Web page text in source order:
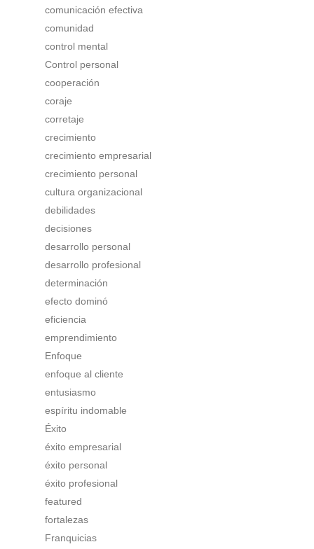
comunicación efectiva
comunidad
control mental
Control personal
cooperación
coraje
corretaje
crecimiento
crecimiento empresarial
crecimiento personal
cultura organizacional
debilidades
decisiones
desarrollo personal
desarrollo profesional
determinación
efecto dominó
eficiencia
emprendimiento
Enfoque
enfoque al cliente
entusiasmo
espíritu indomable
Éxito
éxito empresarial
éxito personal
éxito profesional
featured
fortalezas
Franquicias